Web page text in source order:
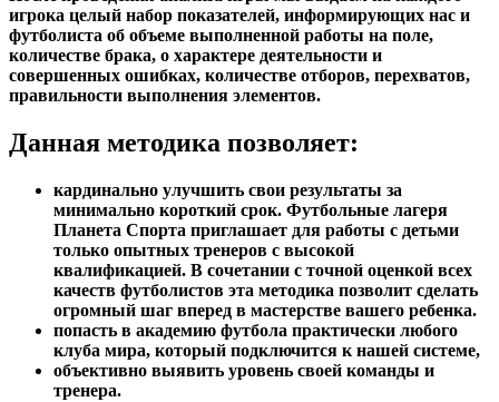
игрока целый набор показателей, информирующих нас и
футболиста об объеме выполненной работы на поле,
количестве брака, о характере деятельности и
совершенных ошибках, количестве отборов, перехватов,
правильности выполнения элементов.
Данная методика позволяет:
кардинально улучшить свои результаты за
минимально короткий срок. Футбольные лагеря
Планета Спорта приглашает для работы с детьми
только опытных тренеров с высокой
квалификацией. В сочетании с точной оценкой всех
качеств футболистов эта методика позволит сделать
огромный шаг вперед в мастерстве вашего ребенка.
попасть в академию футбола практически любого
клуба мира, который подключится к нашей системе,
объективно выявить уровень своей команды и
тренера.